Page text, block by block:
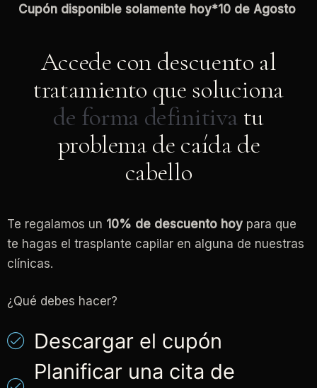
Cupón disponible solamente hoy*10 de Agosto
Accede con descuento al
tratamiento que soluciona
de forma definitiva tu
problema de caída de
cabello
Te regalamos un 10% de descuento hoy para que
te hagas el trasplante capilar en alguna de nuestras
clínicas.
¿Qué debes hacer?
Descargar el cupón
Planificar una cita de